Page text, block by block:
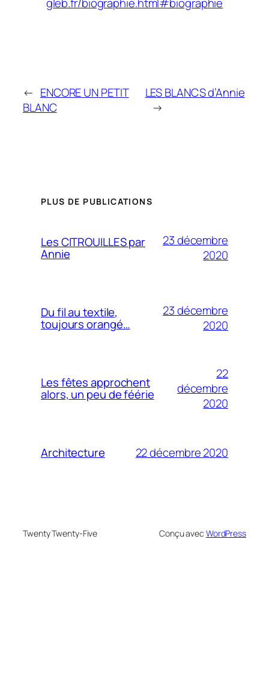
gleb.fr/biographie.html#biographie
← ENCORE UN PETIT
BLANC
LES BLANCS d’Annie
→
PLUS DE PUBLICATIONS
Les CITROUILLES par
Annie
23 décembre
2020
Du fil au textile,
toujours orangé…
23 décembre
2020
Les fêtes approchent
alors, un peu de féérie
22
décembre
2020
Architecture 22 décembre 2020
Twenty Twenty-Five Conçu avec WordPress